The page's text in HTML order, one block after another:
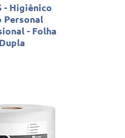
- Higiênico
Personal
- Folha
Dupla